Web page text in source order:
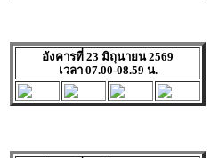
อังคารที่ 23 มิถุนายน 2569
เวลา 07.00-08.59 น.